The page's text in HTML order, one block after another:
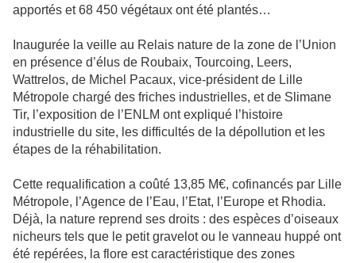
apportés et 68 450 végétaux ont été plantés…
Inaugurée la veille au Relais nature de la zone de l’Union
en présence d’élus de Roubaix, Tourcoing, Leers,
Wattrelos, de Michel Pacaux, vice-président de Lille
Métropole chargé des friches industrielles, et de Slimane
Tir, l’exposition de l’ENLM ont expliqué l’histoire
industrielle du site, les difficultés de la dépollution et les
étapes de la réhabilitation.
Cette requalification a coûté 13,85 M€, cofinancés par Lille
Métropole, l’Agence de l’Eau, l’Etat, l’Europe et Rhodia.
Déjà, la nature reprend ses droits : des espèces d’oiseaux
nicheurs tels que le petit gravelot ou le vanneau huppé ont
été repérées, la flore est caractéristique des zones